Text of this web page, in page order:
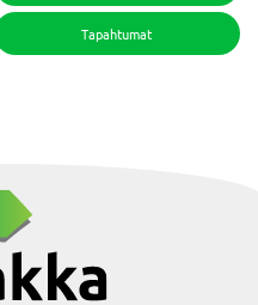
Tapahtumat